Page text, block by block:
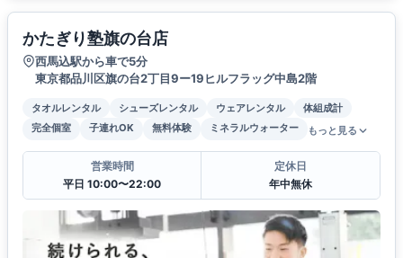
かたぎり塾旗の台店
西馬込駅から車で5分
東京都品川区旗の台2丁目9ー19ヒルフラッグ中島2階
タオルレンタル シューズレンタル ウェアレンタル
体組成計
完全個室
子連れOK 無料体験 ミネラルウォーター もっと見る
営業時間
平日 10:00〜22:00
定休日
年中無休